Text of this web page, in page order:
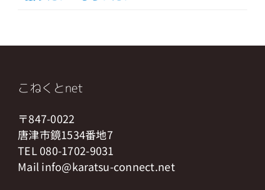
こねくとnet
〒847-0022
唐津市鏡1534番地7
TEL 080-1702-9031
Mail info@karatsu-connect.net